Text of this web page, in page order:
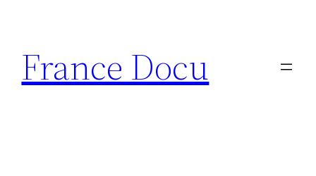
contenu
France Docu